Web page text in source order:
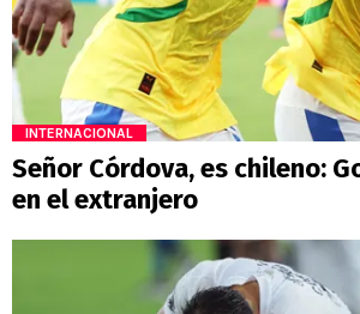
INTERNACIONAL
Señor Córdova, es chileno:
en el extranjero